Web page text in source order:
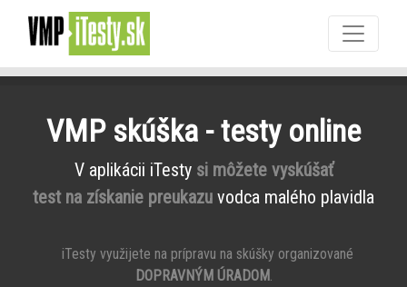
VMP skúška - testy online
V aplikácii iTesty si môžete vyskúšať
test na získanie preukazu vodca malého plavidla
iTesty využijete na prípravu na skúšky organizované
DOPRAVNÝM ÚRADOM.